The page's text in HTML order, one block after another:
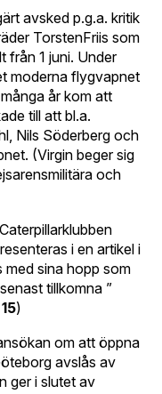
avsked p.g.a. kritik
TorstenFriis som
1 juni. Under
moderna flygvapnet
år kom att
till att bl.a.
Nils Söderberg och
(Virgin beger sig
och
i en artikel i
med sina hopp som
tillkomna ”
15)
om att öppna
avslås av
ger i slutet av